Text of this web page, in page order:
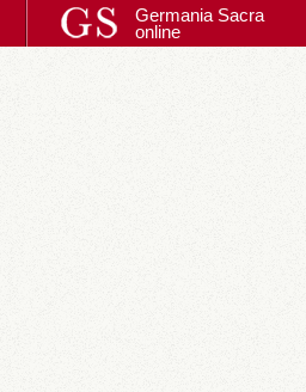
Germania Sacra
online